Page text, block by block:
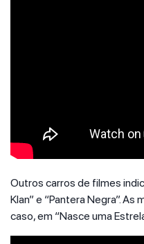
Outros carros de filmes
Klan” e “Pantera Negra”.
caso, em “Nasce uma